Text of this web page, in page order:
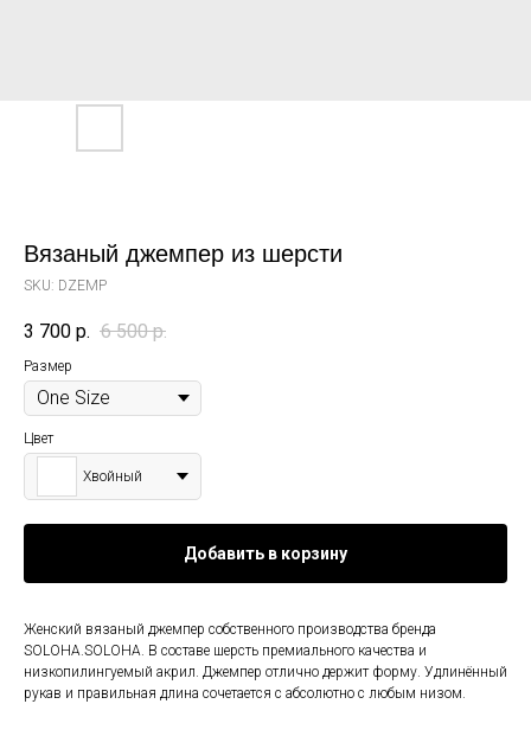
Вязаный джемпер из шерсти
SKU: DZEMP
3 700 р. 6 500 р.
Размер
Цвет
Хвойный
Добавить в корзину
Женский вязаный джемпер собственного производства бренда
SOLOHA.SOLOHA. В составе шерсть премиального качества и
низкопилингуемый акрил. Джемпер отлично держит форму. Удлинённый
рукав и правильная длина сочетается с абсолютно с любым низом.